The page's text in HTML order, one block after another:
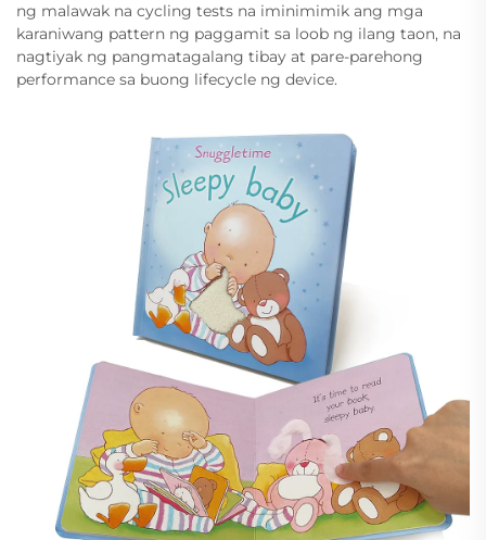
ng malawak na cycling tests na iminimimik ang mga
karaniwang pattern ng paggamit sa loob ng ilang taon, na
nagtiyak ng pangmatagalang tibay at pare-parehong
performance sa buong lifecycle ng device.